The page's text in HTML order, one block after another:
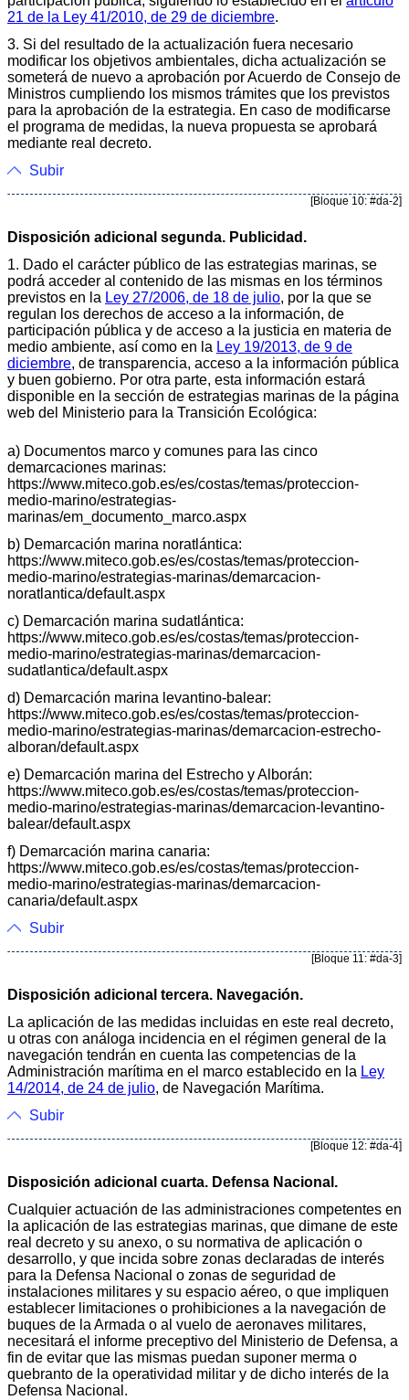
21 de la Ley 41/2010, de 29 de diciembre.
3. Si del resultado de la actualización fuera necesario
modificar los objetivos ambientales, dicha actualización se
someterá de nuevo a aprobación por Acuerdo de Consejo de
Ministros cumpliendo los mismos trámites que los previstos
para la aprobación de la estrategia. En caso de modificarse
el programa de medidas, la nueva propuesta se aprobará
mediante real decreto.
Subir
[Bloque 10: #da-2]
Disposición adicional segunda. Publicidad.
1. Dado el carácter público de las estrategias marinas, se
podrá acceder al contenido de las mismas en los términos
previstos en la Ley 27/2006, de 18 de julio, por la que se
regulan los derechos de acceso a la información, de
participación pública y de acceso a la justicia en materia de
medio ambiente, así como en la Ley 19/2013, de 9 de
diciembre, de transparencia, acceso a la información pública
y buen gobierno. Por otra parte, esta información estará
disponible en la sección de estrategias marinas de la página
web del Ministerio para la Transición Ecológica:
a) Documentos marco y comunes para las cinco
demarcaciones marinas:
https://www.miteco.gob.es/es/costas/temas/proteccion-
medio-marino/estrategias-
marinas/em_documento_marco.aspx
b) Demarcación marina noratlántica:
https://www.miteco.gob.es/es/costas/temas/proteccion-
medio-marino/estrategias-marinas/demarcacion-
noratlantica/default.aspx
c) Demarcación marina sudatlántica:
https://www.miteco.gob.es/es/costas/temas/proteccion-
medio-marino/estrategias-marinas/demarcacion-
sudatlantica/default.aspx
d) Demarcación marina levantino-balear:
https://www.miteco.gob.es/es/costas/temas/proteccion-
medio-marino/estrategias-marinas/demarcacion-estrecho-
alboran/default.aspx
e) Demarcación marina del Estrecho y Alborán:
https://www.miteco.gob.es/es/costas/temas/proteccion-
medio-marino/estrategias-marinas/demarcacion-levantino-
balear/default.aspx
f) Demarcación marina canaria:
https://www.miteco.gob.es/es/costas/temas/proteccion-
medio-marino/estrategias-marinas/demarcacion-
canaria/default.aspx
Subir
[Bloque 11: #da-3]
Disposición adicional tercera. Navegación.
La aplicación de las medidas incluidas en este real decreto,
u otras con análoga incidencia en el régimen general de la
navegación tendrán en cuenta las competencias de la
Administración marítima en el marco establecido en la Ley
14/2014, de 24 de julio, de Navegación Marítima.
Subir
[Bloque 12: #da-4]
Disposición adicional cuarta. Defensa Nacional.
Cualquier actuación de las administraciones competentes en
la aplicación de las estrategias marinas, que dimane de este
real decreto y su anexo, o su normativa de aplicación o
desarrollo, y que incida sobre zonas declaradas de interés
para la Defensa Nacional o zonas de seguridad de
instalaciones militares y su espacio aéreo, o que impliquen
establecer limitaciones o prohibiciones a la navegación de
buques de la Armada o al vuelo de aeronaves militares,
necesitará el informe preceptivo del Ministerio de Defensa, a
fin de evitar que las mismas puedan suponer merma o
quebranto de la operatividad militar y de dicho interés de la
Defensa Nacional.